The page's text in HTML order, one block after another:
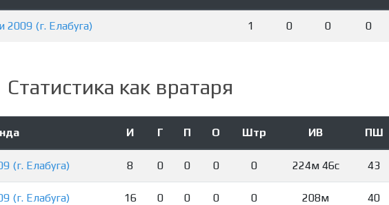
(г. Елабуга) 1 0 0 0
Статистика как вратаря
И Г П О Штр ИВ ПШ
(г. Елабуга) 8 0 0 0 0 224м 46с 43
(г. Елабуга) 16 0 0 0 0 208м 40